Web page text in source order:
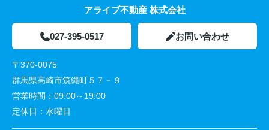
アライブ不動産 株式会社
027-395-0517 お問い合わせ
〒370-0075
群馬県高崎市筑縄町５７－９
営業時間： 09:00～19:00
定休日： 水曜日